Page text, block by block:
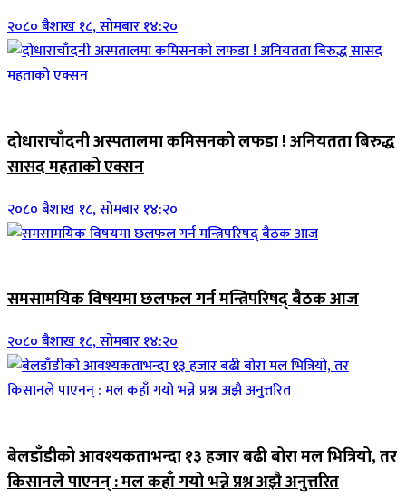
२०८० बैशाख १८, सोमबार १४:२०
दोधाराचाँदनी अस्पतालमा कमिसनको लफडा ! अनियतता बिरुद्ध
सासद महताको एक्सन
२०८० बैशाख १८, सोमबार १४:२०
समसामयिक विषयमा छलफल गर्न मन्त्रिपरिषद् बैठक आज
२०८० बैशाख १८, सोमबार १४:२०
बेलडाँडीको आवश्यकताभन्दा १३ हजार बढी बोरा मल भित्रियो, तर
किसानले पाएनन् : मल कहाँ गयो भन्ने प्रश्न अझै अनुत्तरित